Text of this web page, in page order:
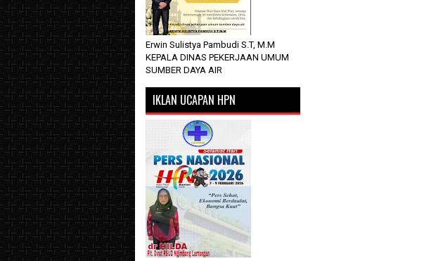
Erwin Sulistya Pambudi S.T, M.M
KEPALA DINAS PEKERJAAN UMUM
SUMBER DAYA AIR
IKLAN UCAPAN HPN